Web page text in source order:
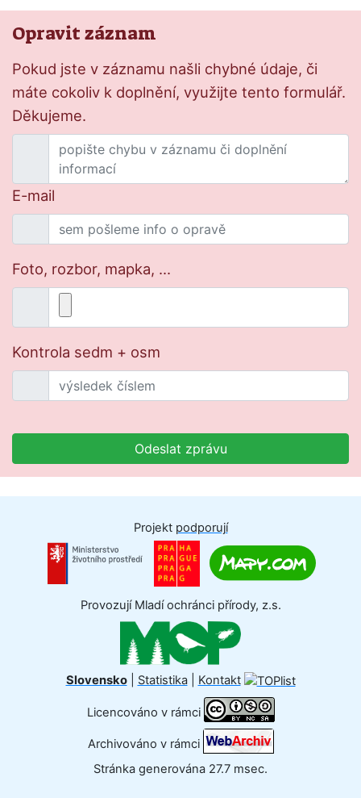
Opravit záznam
Pokud jste v záznamu našli chybné údaje, či
máte cokoliv k doplnění, využijte tento formulář.
Děkujeme.
E-mail
Foto, rozbor, mapka, ...
Kontrola sedm + osm
Odeslat zprávu
Projekt podporují
Provozují Mladí ochránci přírody, z.s.
Slovensko| Statistika| Kontakt
Licencováno v rámci
Archivováno v rámci
Stránka generována 27.7 msec.